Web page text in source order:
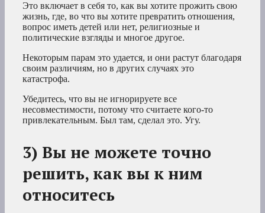
Это включает в себя то, как вы хотите прожить свою
жизнь, где, во что вы хотите превратить отношения,
вопрос иметь детей или нет, религиозные и
политические взгляды и многое другое.
Некоторым парам это удается, и они растут благодаря
своим различиям, но в других случаях это
катастрофа.
Убедитесь, что вы не игнорируете все
несовместимости, потому что считаете кого-то
привлекательным. Был там, сделал это. Угу.
3) Вы не можете точно
решить, как вы к ним
относитесь